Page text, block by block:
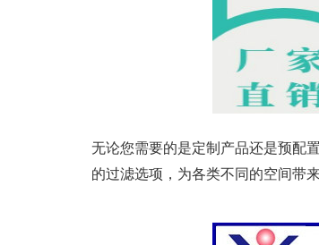
无论您需要的是定制产品还是预配
的过滤选项，为各类不同的空间带